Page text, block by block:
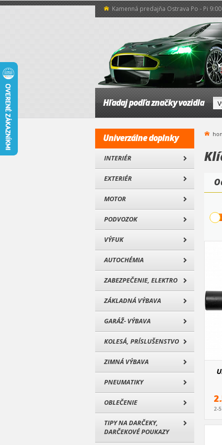
Kamenná predajňa Ostrava Po - Pi
Hľadaj podľa značky vozidla
Univerzálne doplnky
INTERIÉR
EXTERIÉR
MOTOR
PODVOZOK
VÝFUK
AUTOCHÉMIA
ZABEZPEČENIE, ELEKTRO
ZÁKLADNÁ VÝBAVA
GARÁŽ- VÝBAVA
KOLESÁ, PRÍSLUŠENSTVO
ZIMNÁ VÝBAVA
PNEUMATIKY
OBLEČENIE
TIPY NA DARČEKY,
DARČEKOVÉ POUKAZY
2-